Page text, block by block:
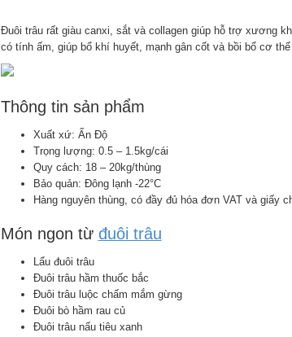
Đuôi trâu rất giàu canxi, sắt và collagen giúp hỗ trợ xương
có tính ấm, giúp bổ khí huyết, mạnh gân cốt và bồi bổ cơ thể
Thông tin sản phẩm
Xuất xứ: Ấn Độ
Trọng lượng: 0.5 – 1.5kg/cái
Quy cách: 18 – 20kg/thùng
Bảo quản: Đông lạnh -22°C
Hàng nguyên thùng, có đầy đủ hóa đơn VAT và giấy
Món ngon từ đuôi trâu
Lẩu đuôi trâu
Đuôi trâu hầm thuốc bắc
Đuôi trâu luộc chấm mắm gừng
Đuôi bò hầm rau củ
Đuôi trâu nấu tiêu xanh